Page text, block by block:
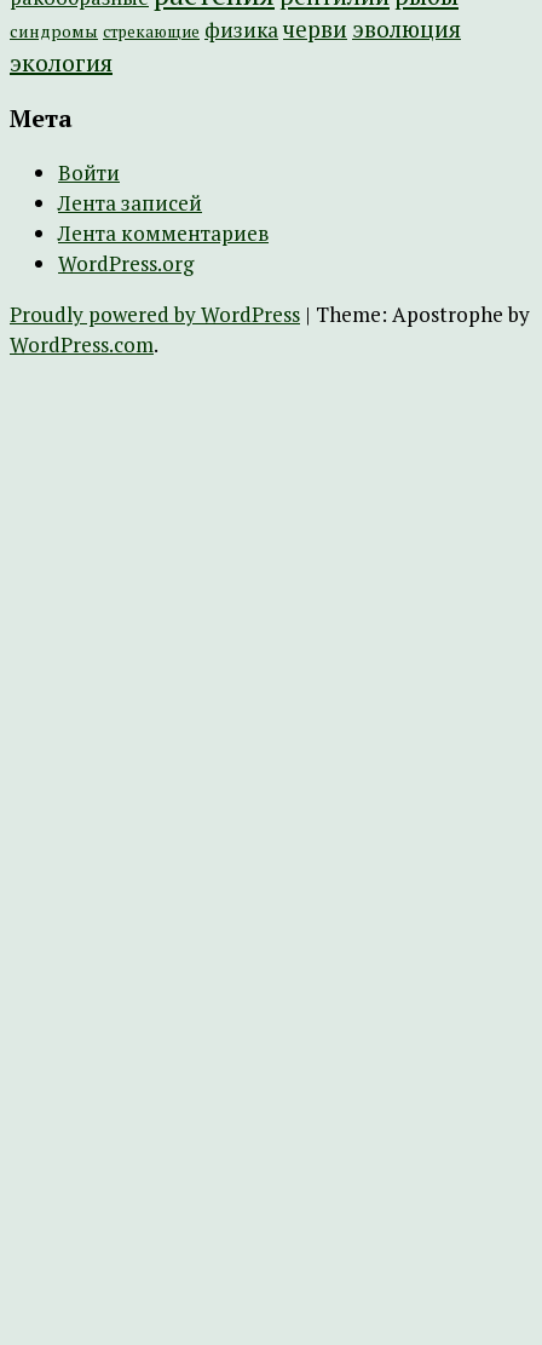
синдромы стрекающие физикачерви эволюция
экология
Мета
Войти
Лента записей
Лента комментариев
WordPress.org
Proudly powered by WordPress | Theme: Apostrophe by
WordPress.com.